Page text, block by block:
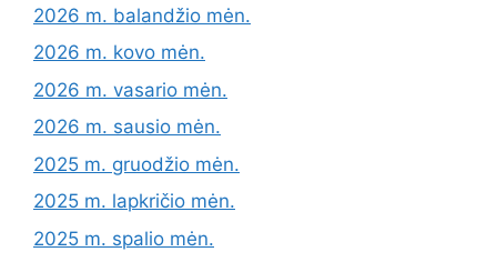
2026 m. balandžio mėn.
2026 m. kovo mėn.
2026 m. vasario mėn.
2026 m. sausio mėn.
2025 m. gruodžio mėn.
2025 m. lapkričio mėn.
2025 m. spalio mėn.